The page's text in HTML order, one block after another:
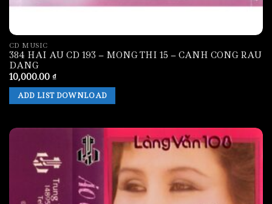
CD MUSIC
384 HAI AU CD 193 – MONG THI 15 – CANH CONG RAU
DANG
10,000.00 ₫
ADD LIST DOWNLOAD